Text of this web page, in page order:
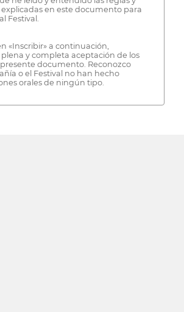
en este documento para
Festival.
«Inscribir» a continuación,
y completa aceptación de los
documento. Reconozco
o el Festival no han hecho
orales de ningún tipo.